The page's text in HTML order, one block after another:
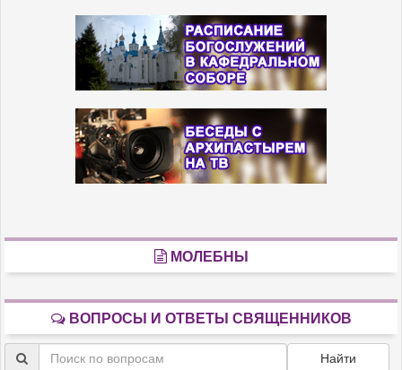
МОЛЕБНЫ
ВОПРОСЫ И ОТВЕТЫ СВЯЩЕННИКОВ
Найти